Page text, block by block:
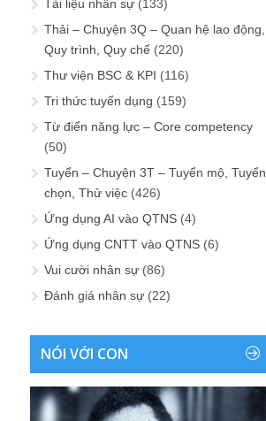
Tài liệu nhân sự (133)
Thải – Chuyện 3Q – Quan hệ lao động,
Quy trình, Quy chế (220)
Thư viện BSC & KPI (116)
Tri thức tuyển dụng (159)
Từ điển năng lực – Core competency
(50)
Tuyển – Chuyện 3T – Tuyển mộ, Tuyển
chọn, Thử việc (426)
Ứng dụng AI vào QTNS (4)
Ứng dụng CNTT vào QTNS (6)
Vui cười nhân sự (86)
Đánh giá nhân sự (22)
NÓI VỚI CON